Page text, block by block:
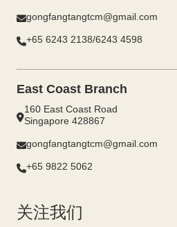
gongfangtangtcm@gmail.com
+65 6243 2138/6243 4598
East Coast Branch
160 East Coast Road
Singapore 428867
gongfangtangtcm@gmail.com
+65 9822 5062
关注我们